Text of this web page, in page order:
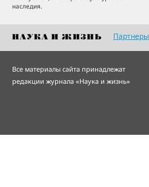
наследия.
Партнеры
Все материалы сайта принадлежат
редакции журнала «Наука и жизнь»